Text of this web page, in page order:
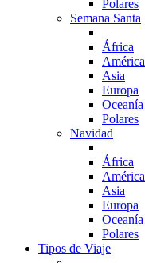
Polares
Semana Santa
África
América
Asia
Europa
Oceanía
Polares
Navidad
África
América
Asia
Europa
Oceanía
Polares
Tipos de Viaje